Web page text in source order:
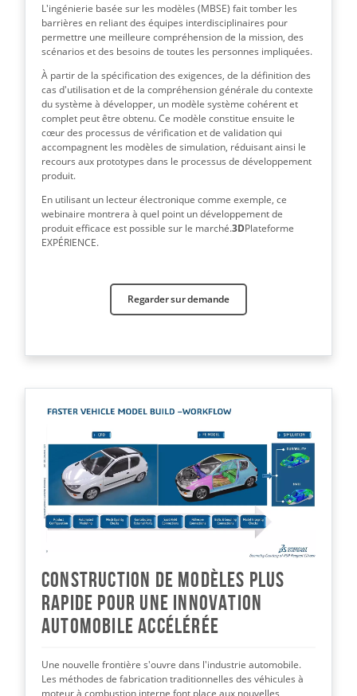
L'ingénierie basée sur les modèles (MBSE) fait tomber les
barrières en reliant des équipes interdisciplinaires pour
permettre une meilleure compréhension de la mission, des
scénarios et des besoins de toutes les personnes impliquées.
À partir de la spécification des exigences, de la définition des
cas d'utilisation et de la compréhension générale du contexte
du système à développer, un modèle système cohérent et
complet peut être obtenu. Ce modèle constitue ensuite le
cœur des processus de vérification et de validation qui
accompagnent les modèles de simulation, réduisant ainsi le
recours aux prototypes dans le processus de développement
produit.
En utilisant un lecteur électronique comme exemple, ce
webinaire montrera à quel point un développement de
produit efficace est possible sur le marché.3DPlateforme
EXPÉRIENCE.
Regarder sur demande
Construction de modèles plus
rapide pour une innovation
automobile accélérée
Une nouvelle frontière s'ouvre dans l'industrie automobile.
Les méthodes de fabrication traditionnelles des véhicules à